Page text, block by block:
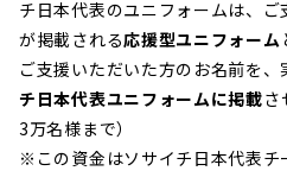
チ日本代表のユニフォームは、
が掲載される応援型ユニフォーム
ご支援いただいた方のお名前を
チ日本代表ユニフォームに掲載さ
3万名様まで）
※この資金はソサイチ日本代表チ